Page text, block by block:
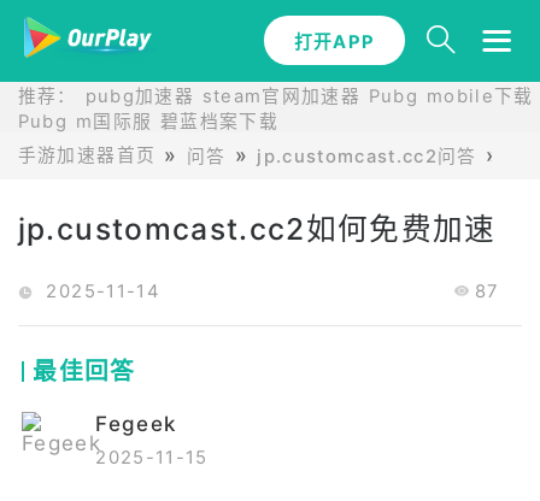
打开APP
推荐： pubg加速器 steam官网加速器 Pubg mobile下载
Pubg m国际服 碧蓝档案下载
手游加速器首页
问答 jp.customcast.cc2问答
jp.customcast.cc2如何免费加速
2025-11-14 87
最佳回答
Fegeek
2025-11-15